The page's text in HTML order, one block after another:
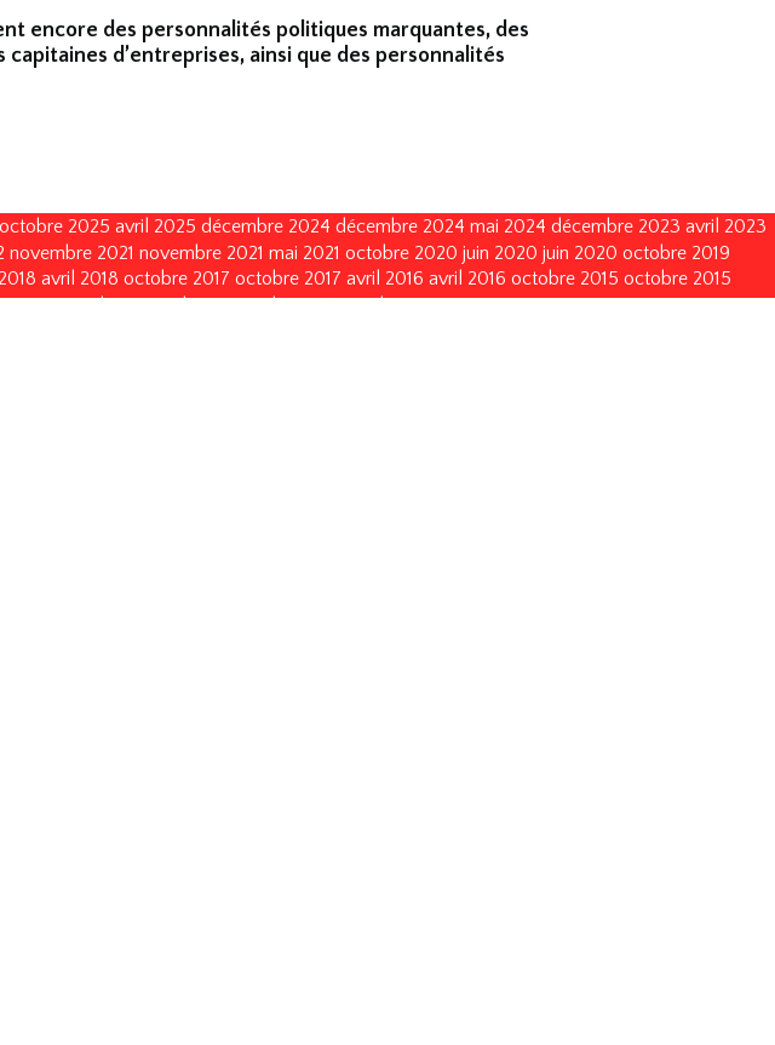
encore des personnalités politiques marquantes, des
d’entreprises, ainsi que des personnalités
octobre 2025 avril 2025 décembre 2024 décembre 2024 mai 2024 décembre 2023 avril 2023
novembre 2021 novembre 2021 mai 2021 octobre 2020 juin 2020 juin 2020 octobre 2019
avril 2018 octobre 2017 octobre 2017 avril 2016 avril 2016 octobre 2015 octobre 2015
2013 avril 2013 avril 2013 octobre 2011 octobre 2011 mai 2011 mai 2011 juin 2010 juin 2010